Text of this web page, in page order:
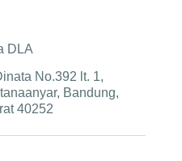
DLA
No.392 lt. 1,
Bandung,
40252